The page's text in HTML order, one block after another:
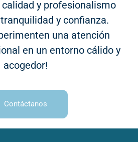
y profesionalismo
y confianza.
una atención
en un entorno cálido y
acogedor!
Contáctanos